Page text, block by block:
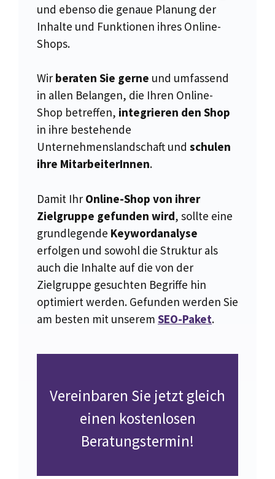
und ebenso die genaue Planung der
Inhalte und Funktionen ihres Online-
Shops.
Wir beraten Sie gerne und umfassend
in allen Belangen, die Ihren Online-
Shop betreffen, integrieren den Shop
in ihre bestehende
Unternehmenslandschaft und schulen
ihre MitarbeiterInnen.
Damit Ihr Online-Shop von ihrer
Zielgruppe gefunden wird, sollte eine
grundlegende Keywordanalyse
erfolgen und sowohl die Struktur als
auch die Inhalte auf die von der
Zielgruppe gesuchten Begriffe hin
optimiert werden. Gefunden werden Sie
am besten mit unserem SEO-Paket.
Vereinbaren Sie jetzt gleich
einen kostenlosen
Beratungstermin!